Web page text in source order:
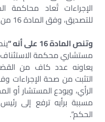
الإجراءات تُعاد محاكمة
للتصديق، وفق المادة 16 من قانون الطوارئ، “.
وتنص المادة 16 على أنه “
مستشاري محكمة الاستئناف
يعاونه عدد كاف من
التثبت من صحة الإجراءات
الرأي، ويودع المستشار أو
مسببة برأيه ترفع إلى
الحكم”.